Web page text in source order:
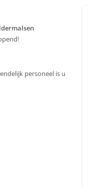
personeel is u